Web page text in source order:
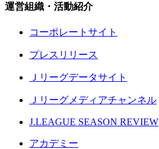
運営組織・活動紹介
コーポレートサイト
プレスリリース
Ｊリーグデータサイト
Ｊリーグメディアチャンネル
J.LEAGUE SEASON REVIEW
アカデミー